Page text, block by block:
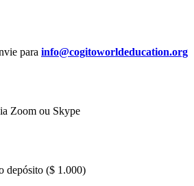
para info@cogitoworldeducation.org
Zoom ou Skype
depósito ($ 1.000)